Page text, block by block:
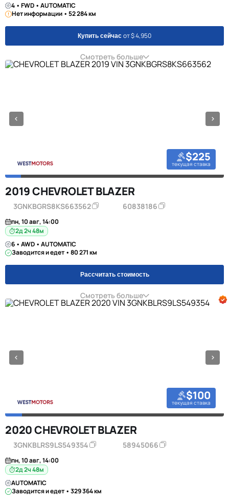
4 • FWD • AUTOMATIC
Нет информации • 52 284 км
Купить сейчас от $ 4,950
Смотреть больше
$225
текущая ставка
2019 CHEVROLET BLAZER
3GNKBGRS8KS663562 60838186
пн, 10 авг, 14:00
2д 2ч 48м
6 • AWD • AUTOMATIC
Заводится и едет • 80 271 км
Рассчитать стоимость
Смотреть больше
$100
текущая ставка
2020 CHEVROLET BLAZER
3GNKBLRS9LS549354 58945066
пн, 10 авг, 14:00
2д 2ч 48м
AUTOMATIC
Заводится и едет • 329 364 км